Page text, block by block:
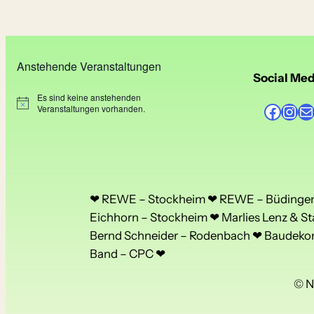
Anstehende Veranstaltungen
H
Es sind keine anstehenden
Veranstaltungen vorhanden.
Social
Facebook InstagramE-Mail
❤ REWE – Stockheim ❤ REWE –
Eichhorn – Stockheim ❤ Marlies Lenz &
Bernd Schneider – Rodenbach ❤
Band – CPC ❤
©